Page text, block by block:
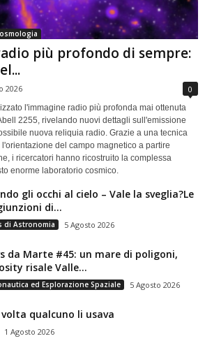
più profondo di sempre:
2026 0
l'immagine radio più profonda mai ottenuta
2255, rivelando nuovi dettagli sull'emissione
nuova reliquia radio. Grazie a una tecnica
del campo magnetico a partire
i ricercatori hanno ricostruito la complessa
enorme laboratorio cosmico.
gli occhi al cielo – Vale la sveglia?Le
di...
di Astronomia 5 Agosto 2026
da Marte #45: un mare di poligoni,
risale Valle...
ed Esplorazione Spaziale 5 Agosto 2026
volta qualcuno li usava
1 Agosto 2026